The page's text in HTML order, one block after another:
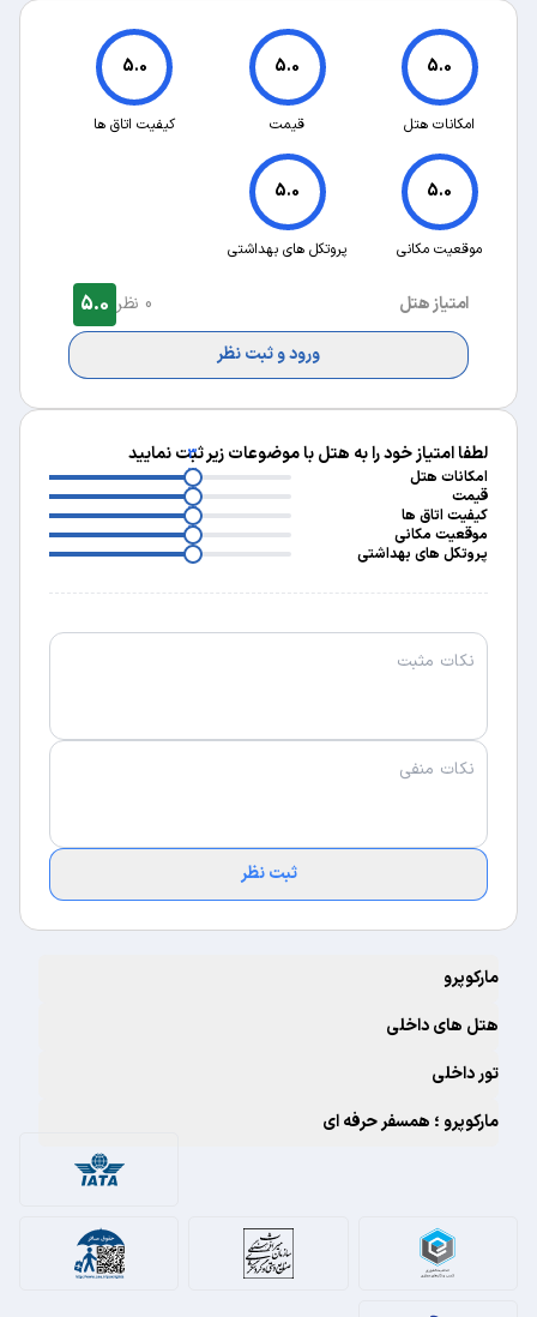
5.0
امکانات هتل
5.0
قیمت
5.0
کیفیت اتاق ها
5.0
موقعیت مکانی
5.0
پروتکل های بهداشتی
امتیاز هتل 0 نظر 5.0
ورود و ثبت نظر
لطفا امتیاز خود را به هتل با موضوعات زیر ثبت نمایید
امکانات هتل
3
قیمت
3
کیفیت اتاق ها
3
موقعیت مکانی
3
پروتکل های بهداشتی
3
ثبت نظر
مارکوپرو
هتل های داخلی
تور داخلی
مارکوپرو ؛ همسفر حرفه ای